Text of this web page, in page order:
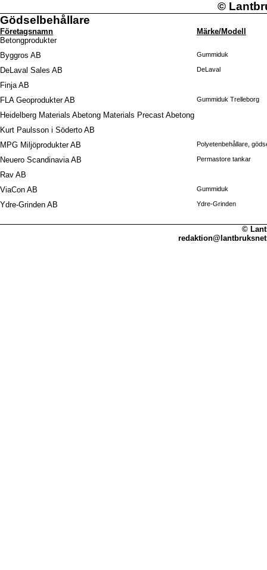
©
Gödselbehållare
Företagsnamn
Märke/Modell
Betongprodukter
Byggros AB
Gummiduk
DeLaval Sales AB DeLaval
Finja AB
FLA Geoprodukter AB
Gummiduk Trelleborg
Heidelberg Materials Abetong Materials Precast Abetong
Kurt Paulsson i Söderto AB
MPG Miljöprodukter AB
Polyetenbehållare,
Neuero Scandinavia AB Permastore tankar
Rav AB
ViaCon AB
Gummiduk
Ydre-Grinden AB Ydre-Grinden
©